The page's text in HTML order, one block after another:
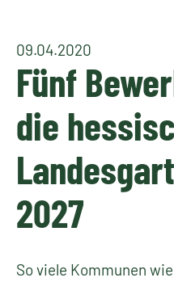
09.04.2020
Fünf
die
2027
So viele Kommunen